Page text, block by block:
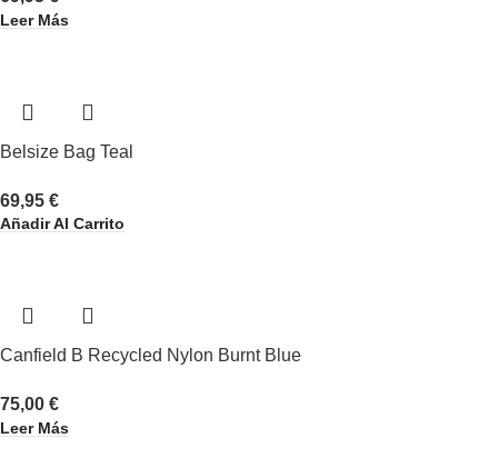
Leer Más
Belsize Bag Teal
69,95 €
Añadir Al Carrito
Canfield B Recycled Nylon Burnt Blue
75,00 €
Leer Más